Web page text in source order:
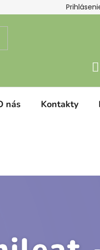
Hodnotenie
nás Kontakty